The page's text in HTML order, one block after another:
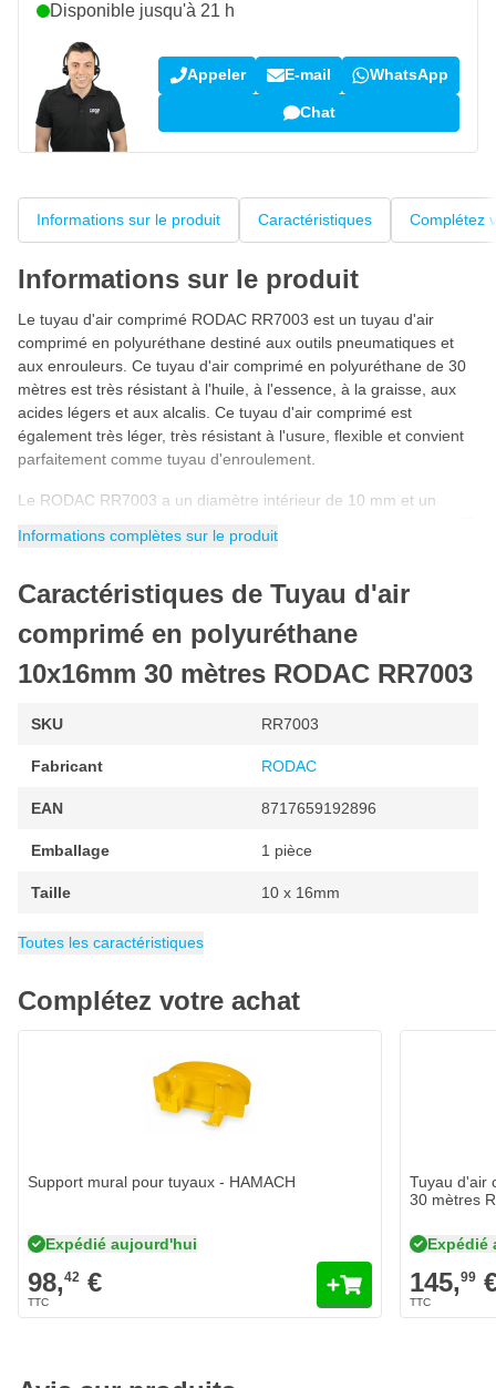
Disponible jusqu'à 21 h
Appeler E-mail WhatsApp
Chat
Informations sur le produit Caractéristiques Complétez
Informations sur le produit
Le tuyau d'air comprimé RODAC RR7003 est un tuyau d'air
comprimé en polyuréthane destiné aux outils pneumatiques et
aux enrouleurs. Ce tuyau d'air comprimé en polyuréthane de 30
mètres est très résistant à l'huile, à l'essence, à la graisse, aux
acides légers et aux alcalis. Ce tuyau d'air comprimé est
également très léger, très résistant à l'usure, flexible et convient
parfaitement comme tuyau d'enroulement.
Le RODAC RR7003 a un diamètre intérieur de 10 mm et un
bars.
Informations complètes sur le produit
Caractéristiques de Tuyau d'air
comprimé en polyuréthane
10x16mm 30 mètres RODAC RR7003
SKU RR7003
Fabricant RODAC
EAN 8717659192896
Emballage 1 pièce
Taille 10 x 16mm
Pression d'éclatement
Diamètre intérieur
Longueur du tuyau
Catégorie Tuyaux d'air comprimé
Toutes les caractéristiques
Complétez votre achat
Support mural pour tuyaux - HAMACH
Expédié aujourd'hui
98,42 €
Tuyau d'air
30 mètres
Expédié
145,99